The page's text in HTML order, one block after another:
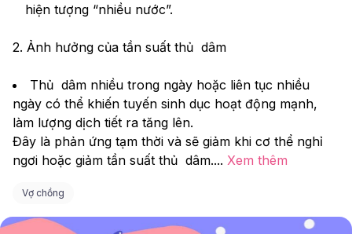
hiện tượng “nhiều nước”.
2. Ảnh hưởng của tần suất thủ  dâm
Thủ  dâm nhiều trong ngày hoặc liên tục nhiều
ngày có thể khiến tuyến sinh dục hoạt động mạnh,
làm lượng dịch tiết ra tăng lên.
Đây là phản ứng tạm thời và sẽ giảm khi cơ thể nghỉ
ngơi hoặc giảm tần suất thủ  dâm.... Xem thêm
Vợ chồng